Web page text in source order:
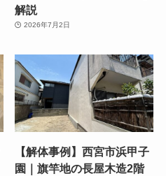
解説
2026年7月2日
【解体事例】西宮市浜甲子
園｜旗竿地の長屋木造2階